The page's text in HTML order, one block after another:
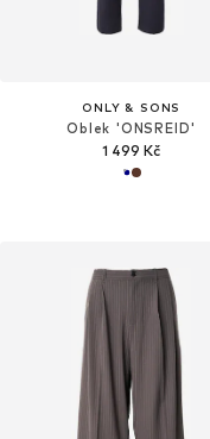
ONLY & SONS
Oblek 'ONSREID'
1 499 Kč